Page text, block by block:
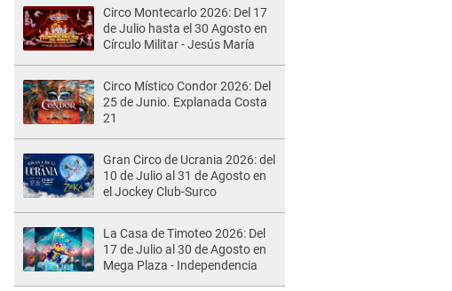
Circo Montecarlo 2026: Del 17
de Julio hasta el 30 Agosto en
Círculo Militar - Jesús María
Circo Místico Condor 2026: Del
25 de Junio. Explanada Costa
21
Gran Circo de Ucrania 2026: del
10 de Julio al 31 de Agosto en
el Jockey Club-Surco
La Casa de Timoteo 2026: Del
17 de Julio al 30 de Agosto en
Mega Plaza - Independencia